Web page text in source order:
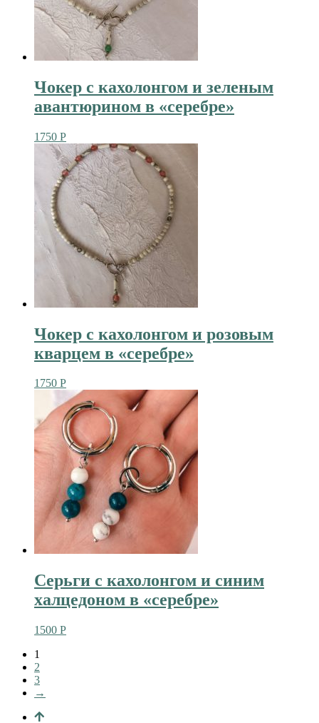
Чокер с кахолонгом и зеленым
авантюрином в «серебре»
1750 Р
Чокер с кахолонгом и розовым
кварцем в «серебре»
1750 Р
Серьги с кахолонгом и синим
халцедоном в «серебре»
1500 Р
1
2
3
→